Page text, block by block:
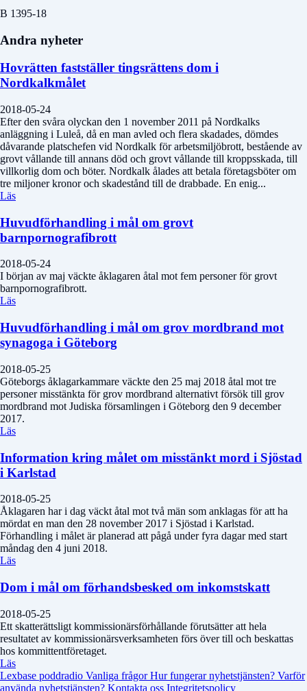
B 1395-18
Andra nyheter
Hovrätten fastställer tingsrättens dom i
Nordkalkmålet
2018-05-24
Efter den svåra olyckan den 1 november 2011 på Nordkalks
anläggning i Luleå, då en man avled och flera skadades, dömdes
dåvarande platschefen vid Nordkalk för arbetsmiljöbrott, bestående av
grovt vållande till annans död och grovt vållande till kroppsskada, till
villkorlig dom och böter. Nordkalk ålades att betala företagsböter om
tre miljoner kronor och skadestånd till de drabbade. En enig...
Läs
Huvudförhandling i mål om grovt
barnpornografibrott
2018-05-24
I början av maj väckte åklagaren åtal mot fem personer för grovt
barnpornografibrott.
Läs
Huvudförhandling i mål om grov mordbrand mot
synagoga i Göteborg
2018-05-25
Göteborgs åklagarkammare väckte den 25 maj 2018 åtal mot tre
personer misstänkta för grov mordbrand alternativt försök till grov
mordbrand mot Judiska församlingen i Göteborg den 9 december
2017.
Läs
Information kring målet om misstänkt mord i Sjöstad
i Karlstad
2018-05-25
Åklagaren har i dag väckt åtal mot två män som anklagas för att ha
mördat en man den 28 november 2017 i Sjöstad i Karlstad.
Förhandling i målet är planerad att pågå under fyra dagar med start
måndag den 4 juni 2018.
Läs
Dom i mål om förhandsbesked om inkomstskatt
2018-05-25
Ett skatterättsligt kommissionärsförhållande förutsätter att hela
resultatet av kommissionärsverksamheten förs över till och beskattas
hos kommittentföretaget.
Läs
Lexbase poddradio Vanliga frågorHur fungerar nyhetstjänsten? Varför
använda nyhetstjänsten? Kontakta oss Integritetspolicy